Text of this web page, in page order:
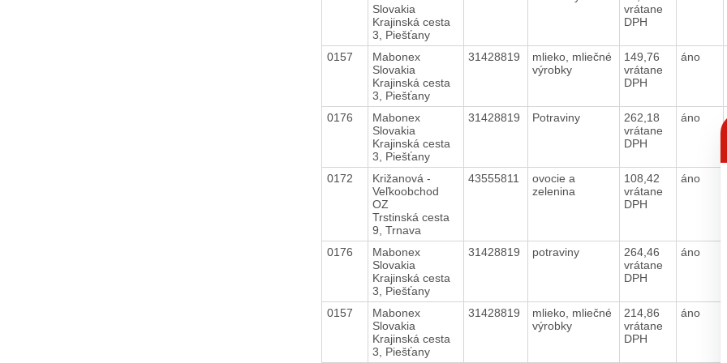
Slovakia
Krajinská cesta
3, Piešťany
vrátane
DPH
0157
Mabonex
Slovakia
Krajinská cesta
3, Piešťany
31428819
mlieko, mliečné
výrobky
149,76
vrátane
DPH
áno
0176
Mabonex
Slovakia
Krajinská cesta
3, Piešťany
31428819 Potraviny
262,18
vrátane
DPH
áno
0172
Križanová -
Veľkoobchod
OZ
Trstinská cesta
9, Trnava
43555811
ovocie a
zelenina
108,42
vrátane
DPH
áno
0176
Mabonex
Slovakia
Krajinská cesta
3, Piešťany
31428819 potraviny
264,46
vrátane
DPH
áno
0157
Mabonex
Slovakia
Krajinská cesta
3, Piešťany
31428819
mlieko, mliečné
výrobky
214,86
vrátane
DPH
áno